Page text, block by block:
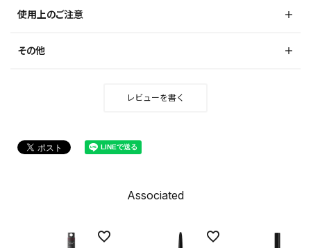
使用上のご注意
その他
レビューを書く
Associated